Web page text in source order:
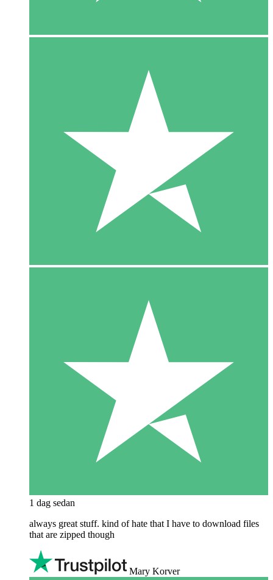
1 dag sedan
always great stuff. kind of hate that I have to download files
that are zipped though
Mary Korver